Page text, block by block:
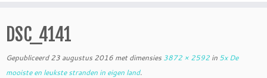
DSC_4141
Gepubliceerd 23 augustus 2016 met dimensies 3872 × 2592 in 5x De
mooiste en leukste stranden in eigen land.